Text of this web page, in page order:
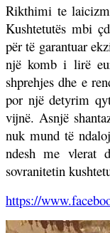
Rikthimi te
Kushtetutës mbi
për të garantuar
një komb i lirë
shprehjes dhe e
por një detyrim
vijnë. Asnjë
nuk mund të
ndesh me vlerat
sovranitetin
https://